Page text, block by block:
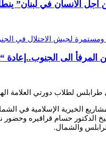
الانسان في لبنان”
المرفأ الى الجنوب..إعادة
طرابلس لطلاب دورتي العلامة
الخيرية الإسلامية في
الدكتور حسام قراقيره وحضور
والشمال.